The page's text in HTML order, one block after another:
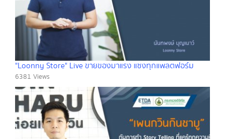
"Loonny Store" Live ขายของมาแรง แซงทุกแพลตฟอร์ม
6381 Views